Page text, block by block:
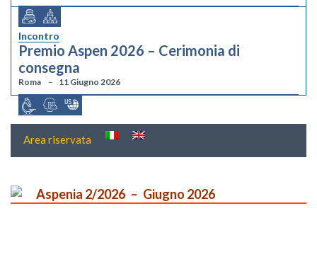
Incontro
Premio Aspen 2026 – Cerimonia di
consegna
Roma 11 Giugno 2026
Area riservata
Aspenia 2/2026 Giugno 2026